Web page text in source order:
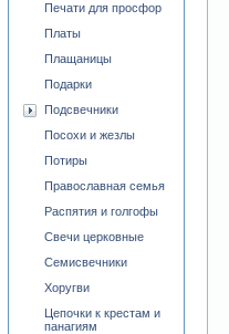
Печати для просфор
Платы
Плащаницы
Подарки
Подсвечники
Посохи и жезлы
Потиры
Православная семья
Распятия и голгофы
Свечи церковные
Семисвечники
Хоругви
Цепочки к крестам и
панагиям